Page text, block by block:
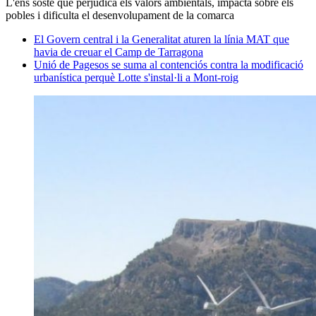
pobles i dificulta el desenvolupament de la comarca
El Govern central i la Generalitat aturen la línia MAT que
havia de creuar el Camp de Tarragona
Unió de Pagesos se suma al contenciós contra la modificació
urbanística perquè Lotte s'instal·li a Mont-roig